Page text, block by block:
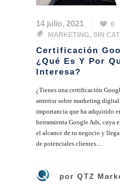
14 julio, 2021 0
MARKETING, SIN
Certificación
¿Qué Es Y Por
Interesa?
¿Tienes una certificación
anterior sobre marketing
importancia que ha adquirido
herramienta Google Ads, cuya
el alcance de tu negocio y
de potenciales clientes....
por QTZ